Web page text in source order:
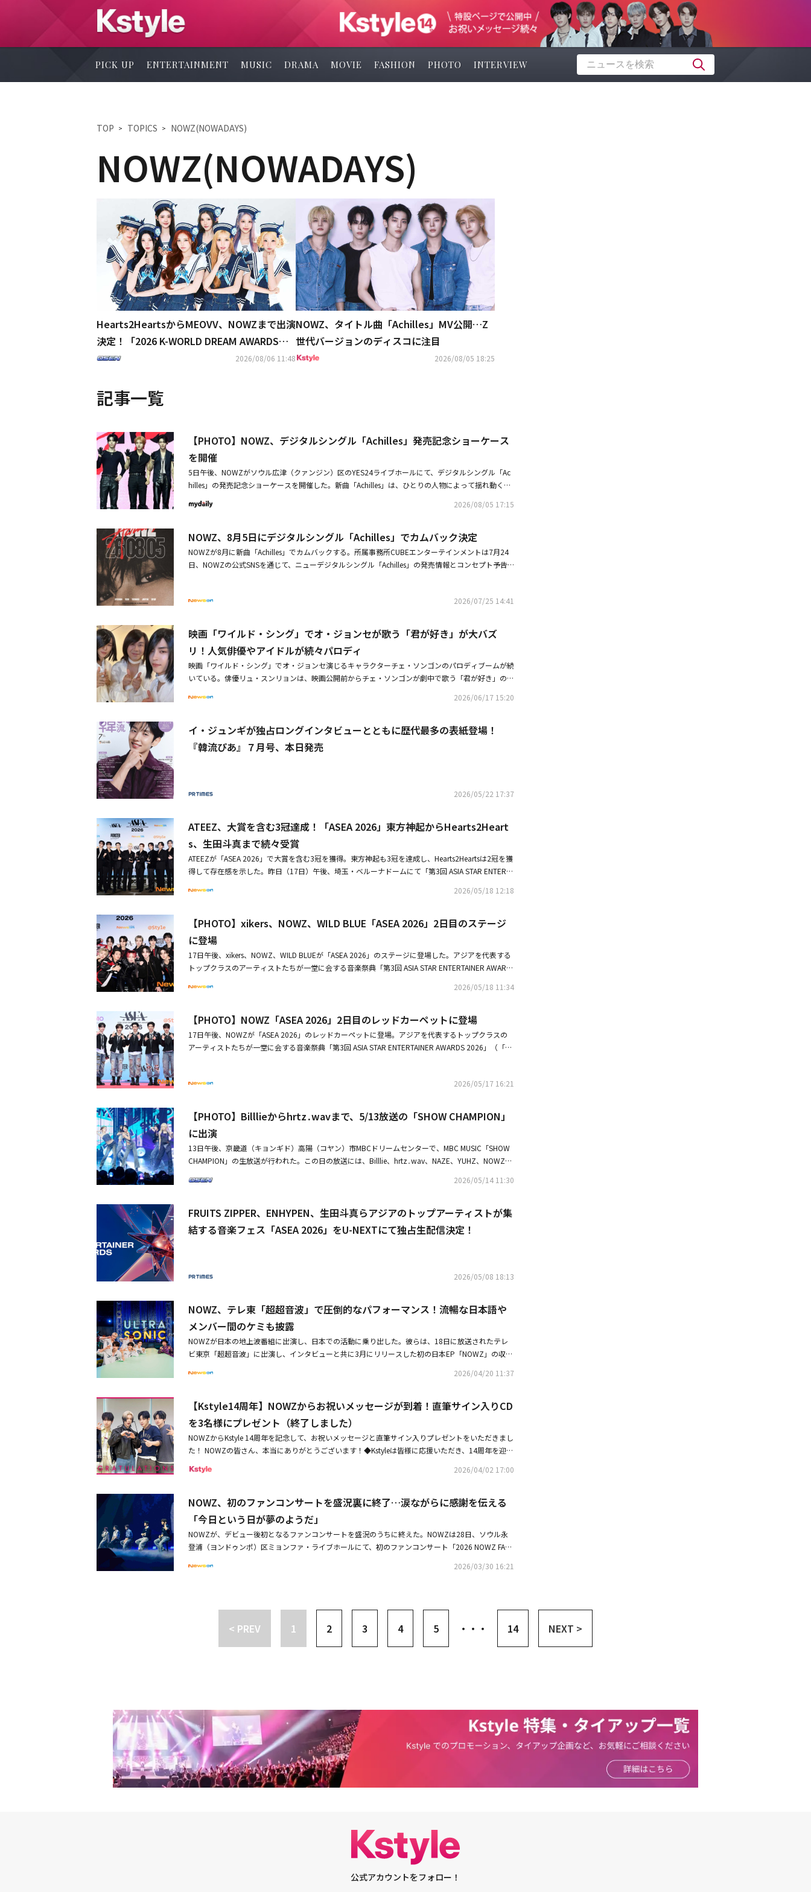
PICK UP ENTERTAINMENT MUSIC DRAMA MOVIE FASHION PHOTO INTERVIEW
TOP TOPICS NOWZ(NOWADAYS)
NOWZ(NOWADAYS)
Hearts2HeartsからMEOVV、NOWZまで出演
決定！「2026 K-WORLD DREAM AWARDS」
豪華ラインナップ発表
2026/08/06 11:48
NOWZ、タイトル曲「Achilles」MV公開…Z
世代バージョンのディスコに注目
2026/08/05 18:25
記事一覧
【PHOTO】NOWZ、デジタルシングル「Achilles」発売記念ショーケース
を開催
5日午後、NOWZがソウル広津（クァンジン）区のYES24ライブホールにて、デジタルシングル「Ac
hilles」の発売記念ショーケースを開催した。新曲「Achilles」は、ひとりの人物によって揺れ動く感
決定・映画「ワイルド・シング」でオ・ジョンセが歌う「君が好き」が大バズリ！人気俳優やアイド
2026/08/05 17:15
NOWZ、8月5日にデジタルシングル「Achilles」でカムバック決定
NOWZが8月に新曲「Achilles」でカムバックする。所属事務所CUBEエンターテインメントは7月24
日、NOWZの公式SNSを通じて、ニューデジタルシングル「Achilles」の発売情報とコンセプト予告
た。これに先立ち、NOWZはZフィルムコンテンツにて、レタス、キュウリ、トマト、アボカド、鶏
へと大変身する展開を見せ、SNSで話題を集めた。また、メンバーたちを象徴するサラダを注文する
ファン参加型の「デイアンドサラダ」ウェブサイトを運営し、多彩なコンテンツを先行公開した。N
OWZはリブランディング以降、ロックジャンルの「EVERGLOW」、EDMサウンドの「HomeRU
N」、ヒップホップ曲「AMMO（Feat. YRD Leo）」、リーダーヒョンビンの自作曲「Us」などを発表
し、幅広い音楽カラーを披露してきた。多彩な予告コンテンツでカムバックの雰囲気を盛り上げてき
WZは8月5日にデジタルシングル「Achilles」を発売し、本格的な活動に乗り出す。
2026/07/25 14:41
映画「ワイルド・シング」でオ・ジョンセが歌う「君が好き」が大バズ
リ！人気俳優やアイドルが続々パロディ
映画「ワイルド・シング」でオ・ジョンセ演じるキャラクターチェ・ソンゴンのパロディブームが続
いている。俳優リュ・スンリョンは、映画公開前からチェ・ソンゴンが劇中で歌う「君が好き」のカ
を集めた。彼はSNSを通じて「オ・ジョンセに借りはない。映画にも投資していない。酒、タバコも
ることを伝え、笑いを誘った。アイドルグループの参加も相次いだ。NOWZのシユンとヒョンビン
は、ウィッグと白いブラウス、羽まで揃えてパロディした。2人はオ・ジョンセと一緒に「君が好
き」のチャレンジ映像を撮影。チェ・ソンゴンとは違って、2人はアニメーション「ハウルの動く
スポーツ界でも、斗山（トゥサン）ベアーズのクァク・ビン投手がチェ・ソンゴンの扮装をしてオー
件に巻き込まれ一夜にして解散した3人組混成ダンスグループ・トライアングルが、20年ぶりに訪れ
た再起のチャンスをつかむため無謀な挑戦に挑むコメディ映画だ。・【PHOTO】オ・ジョンセ、ロ
ングヘアに変身！映画「ワイルド・シング」舞台挨拶に出席・カン・ドンウォン＆オム・テグら出演
の映画「ワイルド・シング」マガジンポスター＆キャラクター紹介映像を公開 この投稿をInstagram
즈(@nowz_official)がシェアした投稿 この投稿をInstagramで見る aespa 에스파(@aespa_official)
た投稿 この投稿をInstagramで見る 두산베어스(@doosanbears.1982)がシェアした投稿※動画はク
リックまたはタップで閲覧できます。
2026/06/17 15:20
イ・ジュンギが独占ロングインタビューとともに歴代最多の表紙登場！
『韓流ぴあ』７月号、本日発売
2026/05/22 17:37
ATEEZ、大賞を含む3冠達成！「ASEA 2026」東方神起からHearts2Heart
s、生田斗真まで続々受賞
ATEEZが「ASEA 2026」で大賞を含む3冠を獲得。東方神起も3冠を達成し、Hearts2Heartsは2冠を獲
得して存在感を示した。昨日（17日）午後、埼玉・ベルーナドームにて「第3回 ASIA STAR ENTERTA
迎えた韓国を代表する芸能・スポーツ専門メディアNewsenと、創刊14周年を迎えたスター＆スタイ
目の授賞式では、女優イ・ソンギョンと東方神起のチャンミンがMCを務め、息の合った司会を見せ
た。チャンミンは「ソンギョンさんとMCとして息を合わせることになり、ワクワクしながらこの場
に立った」と語り、イ・ソンギョンも「グローバルなフェスティバルに立つことになり、緊張してい
るが、チャンミンさんを信じて頑張りたい」と伝えた。イベントにはチャンミン、ATEEZ、IZ*ONE
出身のクォン・ウンビ、ウォノ、NOWZ、xikers、THE RAMPAGE from EXILE TRIBE、生田斗真、WIL
D BLUEなど、1年間、グローバルステージで目覚ましい成果を上げたトップアーティストたちが総出
T CONCEPTUAL ARTIST」を受賞した彼らは大賞まで加え、堂々と3冠に輝いた。ATEEZは「僕たち
はATINY（ファンの名称）の前で、体が壊れんばかりに踊り、喉が痛くなるほど歌う自信のあるグル
ープだ。これからも体が壊れんばかりに、声が枯れるまで皆さんの前で歌う歌手になる」とステージ
のミリオンセラーを記録し、K-POPを代表するアーティストとして圧倒的な影響力を証明した。アジ
NDARY ARTIST OF ASIA」と「ASEA THE PLATINUM」に続き、「ASEA TOP TOURING ARTIST」のト
ロフィーまで手に入れ、3冠を達成した。チャンミンは「本当に素晴らしい賞をいただき、心から感
謝申し上げる。このような素晴らしい賞をいただく場に招待してもらえたのは、すべてファンの皆さ
ん、Cassiopeia（韓国ファンの名称）とBigeast（日本ファンの名称）のおかげだ」と述べ、ファン
に感謝の気持ちを伝えた。ガールズグループ部門では、Hearts2Heartsの勢いが凄まじかった。「ASE
A THE BEST GROUP（FEMALE）」に続き、主要部門である「ASEA THE PLATINUM」まで受賞し、2
冠を達成。2月に新曲「RUDE！」で音源チャートのトップを席巻した彼女たちは、「貴重な賞をく
たい」とし、「本当に一生懸命カムバックの準備をしているので、次のアルバムもぜひ楽しみにして
いてほしい」と呼びかけた。ファンの投票で決定される「ASEA FAN CHOICE」部門も激戦となっ
た。「FAN CHOICE ARTIST（ACTOR）」部門は、tvN「テプン商事」、Netflix「CASHERO ～ヒーロ
N」部門はAHOFに贈られた。「FAN CHOICE COUPLE」部門は、ドラマ「暴君のシェフ」で共演した
者の皆さん、いつも応援してくださるファンの皆さんのおかげで、この賞を受け取ることができた。
心から感謝申し上げる」と感想を述べた。同じく「ASEA THE BEST CHARACTER」を受賞したMCの
イ・ソンギョンは、「素晴らしいキャラクターを作ることができたのは、共に働いてくれたドラマチ
ームの皆さんのおかげだ。良い作品と演技で恩返ししたい」と、感極まった感想を述べた。このほ
「ASEA HOT ICON」を、NOWZは昨年に続き「ASEA HOT TREND」を2年連続で受賞した。・ENHYP
ATEEZ「ASEA 2026」2日目のレッドカーペットに登場「ASEA 2026」2日目の受賞者（作品）リスト
NUM：ATEEZ、東方神起、THE RAMPAGE from EXILE TRIBE、Hearts2Hearts◆ASEA FAN CHOICE CO
UPLE：「暴君のシェフ」少女時代 ユナ＆イ・チェミン◆ASEA FAN CHOICE ARTIST ACTOR：2PM ジ
ュノ◆ASEA FAN CHOICE ARTIST SINGER：イム・ヨンウン◆ASEA FAN CHOICE 5th GENERATION：A
HOF◆ASEA THE BEST CONCEPTUAL ARTIST：ATEEZ◆ASEA THE BEST GROUP MALE：Stray Kids◆
E：イ・チェミン◆ASEA THE GRAND LEGENDARY ARTIST OF ASIA：東方神起◆ASEA THE BEST STA
GE JAPAN：生田斗真◆ASEA THE BEST STAGE：クォン・ウンビ、ウォノ◆ASEA HOT TREND：NO
WZ◆ASEA HOT ICON：xikers、WILD BLUE
2026/05/18 12:18
【PHOTO】xikers、NOWZ、WILD BLUE「ASEA 2026」2日目のステージ
に登場
17日午後、xikers、NOWZ、WILD BLUEが「ASEA 2026」のステージに登場した。アジアを代表する
トップクラスのアーティストたちが一堂に会する音楽祭典「第3回 ASIA STAR ENTERTAINER AWARD
OTO】xikers「ASEA 2026」2日目のレッドカーペットに登場・【PHOTO】NOWZ「ASEA 2026」2日
2026/05/18 11:34
【PHOTO】NOWZ「ASEA 2026」2日目のレッドカーペットに登場
17日午後、NOWZが「ASEA 2026」のレッドカーペットに登場。アジアを代表するトップクラスの
アーティストたちが一堂に会する音楽祭典「第3回 ASIA STAR ENTERTAINER AWARDS 2026」（「AS
ンサートを盛況裏に終了涙ながらに感謝を伝える「今日という日が夢のようだ」
2026/05/17 16:21
【PHOTO】Billlieからhrtz․wavまで、5/13放送の「SHOW CHAMPION」
に出演
13日午後、京畿道（キョンギド）高陽（コヤン）市MBCドリームセンターで、MBC MUSIC「SHOW
CHAMPION」の生放送が行われた。この日の放送には、Billlie、hrtz․wav、NAZE、YUHZ、NOWZ、
「ZAP」MVを公開！個性がにじみ出るラップに注目・2NE1のDARAからMONSTA X、CNBLUEまで！
2026/05/14 11:30
FRUITS ZIPPER、ENHYPEN、生田斗真らアジアのトップアーティストが集
結する音楽フェス「ASEA 2026」をU-NEXTにて独占生配信決定！
2026/05/08 18:13
NOWZ、テレ東「超超音波」で圧倒的なパフォーマンス！流暢な日本語や
メンバー間のケミも披露
NOWZが日本の地上波番組に出演し、日本での活動に乗り出した。彼らは、18日に放送されたテレ
ビ東京「超超音波」に出演し、インタビューと共に3月にリリースした初の日本EP「NOWZ」の収録
ーとして紹介されたNOWZは、メンバー間のケミストリー（相手との相性）や様々なエピソードを公
え、和やかな雰囲気を演出した。特にヨヌとヒョンビンは流暢な日本語でインタビューを進行し、フ
ァンに強い印象を残した。「HomeRUN（Japanese ver.）」のステージでは、安定したライブと力強
いエネルギーが光るパフォーマンスで目を引いた。彼らは日本での正式デビュー以降、様々な活動を
通じて高い注目を集めている。最近ではABEMAで公開された初の日本バラエティ「祝！日本デビュ
ー 第5世代ルーキーNOWZの魅力を徹底解剖 in ABEMA」が好評を得たほか、メンバーたちは「第42
回 マイナビ 東京ガールズコレクション 2026 SPRING/SUMMER」や日本プロバスケチーム・神戸ス
グローバルルーキーとしての存在感を示す予定だ。彼らは2024年4月2日にデビューシングル「NOW
ADAYS」で音楽界に第一歩を踏み出し、最近デビュー2周年を迎えた。昨年5月にグループ名を「NO
WZ」にリブランディングして以降、キャリアハイを更新しながらグローバルな影響力を拡大中
だ。・NOWZ、初のファンコンサートを盛況裏に終了涙ながらに感謝を伝える「今日という日が夢の
2026/04/20 11:37
【Kstyle14周年】NOWZからお祝いメッセージが到着！直筆サイン入りCD
を3名様にプレゼント（終了しました）
NOWZからKstyle 14周年を記念して、お祝いメッセージと直筆サイン入りプレゼントをいただきまし
た！ NOWZの皆さん、本当にありがとうございます！◆Kstyleは皆様に応援いただき、14周年を迎え
て、たくさんのアーティスト・俳優の方々からお祝いメッセージが到着！ 貴重な動画やサイン入り
も順次スタート！ お楽しみに！【14周年特設ページ】https://kstyle.com/anniversary/14th.ksn
【NOWZ 関連記事】・NOWZ、初の日本盤EPをリリース決定！発売記念の来日ミニライブ＆特典会
も開催・NOWZ、ヒット曲「EVERGLOW」が米ビルボードのスタッフ・ピック「2025年最高のK-PO
Pソング」に選出！【関連リンク】・NOWZ 日本オフィシャルサイト・NOWZ 日本オフィシャルX
◆NOWZ直筆サイン入りCD 3名様※プレゼントは終了しました。たくさんのご応募ありがとうござ
いました。※【応募方法】①Kstyle公式X（Twitter）アカウント「＠Kstyle_news」をフォロー②コチ
なる抽選の上、決定させていただきます。・プレゼントはお選びいただけませんので、予めご了承く
ては一切の責任を負いません。※当選発表は、当選者様への当選のご連絡をもってかえさせていただ
きますので、ご了承ください。※当選通知後、指定の日時までにご連絡がない場合、当選を無効とさ
せていただきます。※当選結果に関するお問い合せは受け付けておりませんので、ご了承ください。
※当キャンペーンの掲載内容や条件は、予告なく変更する場合がございます。あらかじめご了承くだ
さい。※当選の権利の譲渡はできません。※賞品の不具合・破損に関する責任は一切負いかねます。
※キャンペーン参加にあたっては、必ず弊社個人情報保護方針＜プライバシーポリシー＞をお読み下
のご応募も無効となりますのでご注意ください。・応募時の内容に記載不備がある場合。・お客さま
のご住所が不明・又は連絡不能などの場合。・本キャンペーン当選賞品を、インターネットオークシ
ョンなどで第三者に転売・譲渡することは禁止しております。※当選者の方は、当選連絡のDMに記
載されているURLをSNS等で公開されますと、第三者に入力されてしまう危険性がございますのでお
2026/04/02 17:00
NOWZ、初のファンコンサートを盛況裏に終了…涙ながらに感謝を伝える
「今日という日が夢のようだ」
NOWZが、デビュー後初となるファンコンサートを盛況のうちに終えた。NOWZは28日、ソウル永
登浦（ヨンドゥンポ）区ミョンファ・ライブホールにて、初のファンコンサート「2026 NOWZ FAN-
での開催ということもあり、その意味をより一層輝かせた。昨年発売された「EVERGLOW」と「Pro
から、デビュー曲「OoWee」をはじめ、「HomeRUN」「TICKET」「Let's get it」など、確かな歌唱
売の自作曲「僕たちの始まり」を含め、ファンソング「DAY_AND」まで、充実したセットリストで
多彩な魅力を披露した。NOWZはファンコンサートらしく、会場を訪れたファンと積極的にコミュニ
N）」のカバーステージを披露しながら練習生時代を回想し、ヒョンビン、ユン、ヨヌはスタンドマ
イクを使い、日本のシンガーソングライターであるtuki.の「晩餐歌」を熱唱してボーカルのハーモニ
ーを見せつけた。ジニョクとシユンはNCTのマークの「Fraktsiya（Feat. イ・ヨンジ）」を選曲し、
ファンの熱い呼応を引き出した。NOWZは公演の終盤、初のファンコンサートをケーキでお祝いし、
「準備の過程で不安も多かったけれど、本当に楽しかったし、今日という日が夢のようだ」とし、
「DAY_AND（ファンの名称）の応援のおかげでここまで来ることができた。素敵な時間を作ってく
れてありがとう」と語った。続けて「夢と力になってくれてありがとう。DAY_ANDの前で一生懸命
2026/03/30 16:21
< PREV 1 2 3 4 5 ・・・ 14 NEXT >
公式アカウントをフォロー！